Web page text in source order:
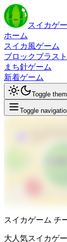
スイカゲ
ホーム
スイカ風ゲーム
ブロックブラスト
まち針ゲーム
新着ゲーム
Toggle
Toggle
スイカゲーム チ
大人気スイカゲ